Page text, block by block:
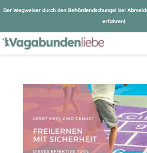
Der Wegweiser durch den Behördendschungel bei
erfahren!